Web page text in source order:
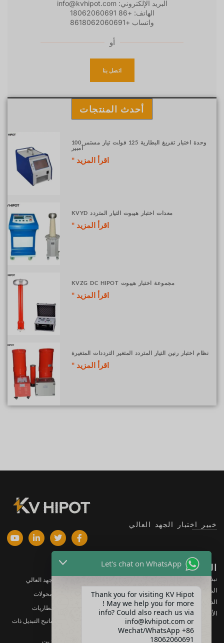
البريد الإلكتروني: info@kvhipot.com
الهاتف: +86 18062060691
واتساب +8618062060691
أو
اتصل بنا
أحدث المنتجات
وحدة اختبار تفريغ البطارية 125 فولت تيار مستمر 100
أمبير
اقرأ المزيد "
معدات اختبار هيبوت التيار المتردد KVYD
اقرأ المزيد "
مجموعة اختبار هيبوت KVZG DC HIPOT
اقرأ المزيد "
نظام اختبار رنين التيار المتردد المتغير الترددات المتغيرة
اقرأ المزيد "
خبير اختبار الجهد العالي
الشركة
نبذة عنا
المنتجات
الدعم
الأخبار والمستجدات
المنتجات
معدات اختبار الجهد العالي
معدات اختبار المحولات
معدات اختبار البطاريات
معدات اختبار مفاتيح التبديل ذات
معدات اختبار الزيت
Let's chat on WhatsApp
Thank you for visiting KV Hipot
! May we help you for more
info? Could also reach us via
info@kvhipot.com or
Wechat/WhatsApp +86
18062060691